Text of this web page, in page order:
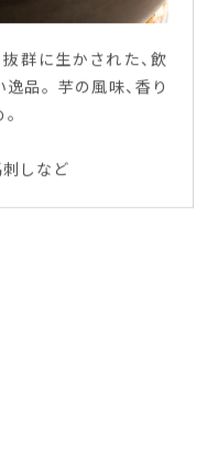
群に生かされた、飲
品。 芋の風味、香り
刺しなど